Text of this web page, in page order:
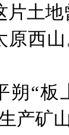
片土
原西
“板
产矿